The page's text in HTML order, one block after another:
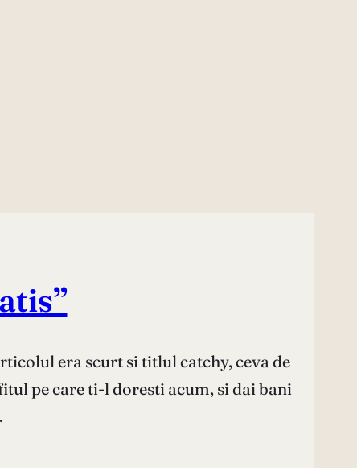
era scurt si titlul catchy, ceva de
pe care ti-l doresti acum, si dai bani